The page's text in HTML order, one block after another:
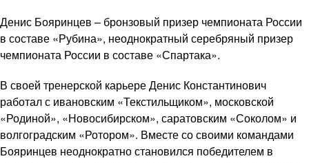
Денис Бояринцев – бронзовый призер чемпионата России
в составе «Рубина», неоднократный серебряный призер
чемпионата России в составе «Спартака».
В своей тренерской карьере Денис Константинович
работал с ивановским «Текстильщиком», московской
«Родиной», «Новосибирском», саратовским «Соколом» и
волгоградским «Ротором». Вместе со своими командами
Бояринцев неоднократно становился победителем в